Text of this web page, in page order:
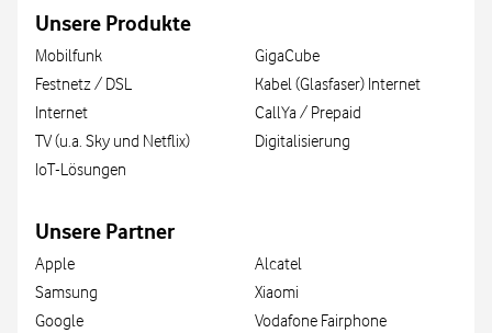
Unsere Produkte
Mobilfunk
Festnetz / DSL
Internet
TV (u.a. Sky und Netflix)
IoT-Lösungen
GigaCube
Kabel (Glasfaser) Internet
CallYa / Prepaid
Digitalisierung
Unsere Partner
Apple
Samsung
Google
Alcatel
Xiaomi
Vodafone Fairphone